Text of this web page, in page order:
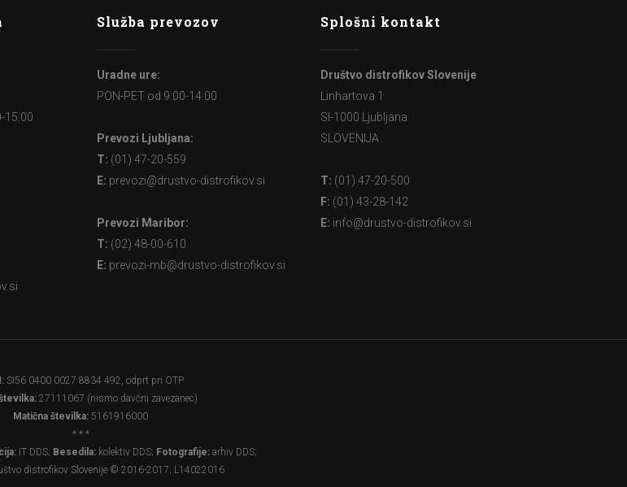
15:00
Služba prevozov
Uradne ure:
PON-PET od 9:00-14:00
Prevozi Ljubljana:
T: (01) 47-20-559
E: prevozi@drustvo-distrofikov.si
Prevozi Maribor:
T: (02) 48-00-610
E: prevozi-mb@drustvo-distrofikov.si
Splošni kontakt
Društvo distrofikov Slovenije
Linhartova 1
SI-1000 Ljubljana
SLOVENIJA
T: (01) 47-20-500
F: (01) 43-28-142
E: info@drustvo-distrofikov.si
SI56 0400 0027 8834 492, odprt pri OTP
27111067 (nismo davčni zavezanec)
Matična številka: 5161916000
* * *
IT DDS; Besedila: kolektiv DDS; Fotografije: arhiv DDS;
distrofikov Slovenije © 2016-2017; L14022016